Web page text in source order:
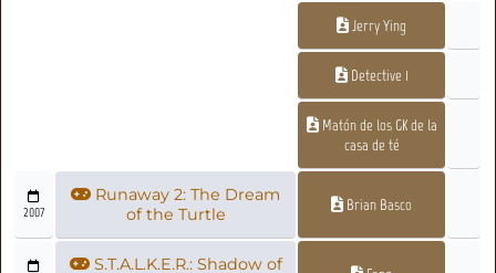
Jerry Ying
Detective 1
Matón de los GK de la
casa de té
2007
Runaway 2: The Dream
of the Turtle
Brian Basco
S.T.A.L.K.E.R.: Shadow of